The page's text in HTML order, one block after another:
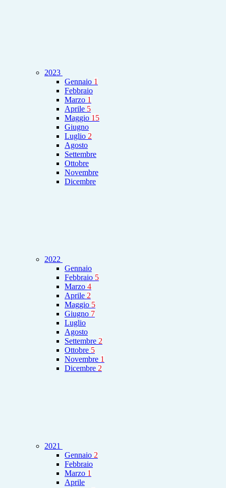
2023
Gennaio 1
Febbraio
Marzo 1
Aprile 5
Maggio 15
Giugno
Luglio 2
Agosto
Settembre
Ottobre
Novembre
Dicembre
2022
Gennaio
Febbraio 5
Marzo 4
Aprile 2
Maggio 5
Giugno 7
Luglio
Agosto
Settembre 2
Ottobre 5
Novembre 1
Dicembre 2
2021
Gennaio 2
Febbraio
Marzo 1
Aprile